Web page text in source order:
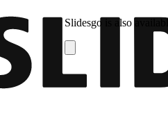
Slidesgo is also